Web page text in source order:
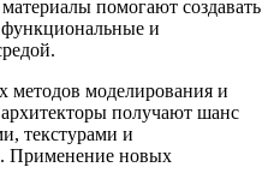
помогают создавать
и
методов моделирования и
получают шанс
текстурами и
Применение новых